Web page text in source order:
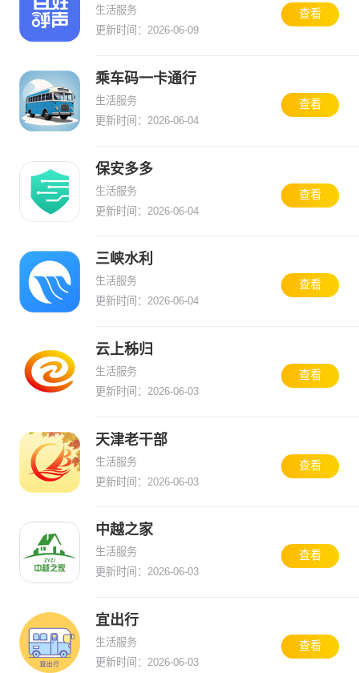
生活服务
更新时间：2026-06-09
查看
乘车码一卡通行
生活服务
更新时间：2026-06-04
查看
保安多多
生活服务
更新时间：2026-06-04
查看
三峡水利
生活服务
更新时间：2026-06-04
查看
云上秭归
生活服务
更新时间：2026-06-03
查看
天津老干部
生活服务
更新时间：2026-06-03
查看
中越之家
生活服务
更新时间：2026-06-03
查看
宜出行
生活服务
更新时间：2026-06-03
查看